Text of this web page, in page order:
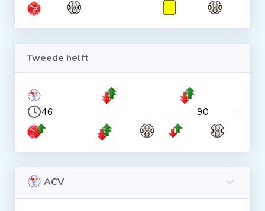
Tweede helft
46 90
ACV